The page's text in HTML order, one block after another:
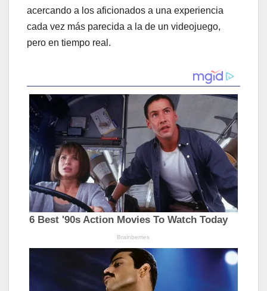
acercando a los aficionados a una experiencia
cada vez más parecida a la de un videojuego,
pero en tiempo real.